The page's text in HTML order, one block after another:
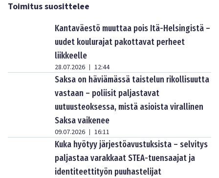
Toimitus suosittelee
Kantaväestö muuttaa pois Itä-Helsingistä –
uudet koulurajat pakottavat perheet
liikkeelle
28.07.2026 | 12:44
Saksa on häviämässä taistelun rikollisuutta
vastaan – poliisit paljastavat
uutuusteoksessa, mistä asioista virallinen
Saksa vaikenee
09.07.2026 | 16:11
Kuka hyötyy järjestöavustuksista – selvitys
paljastaa varakkaat STEA-tuensaajat ja
identiteettityön puuhastelijat